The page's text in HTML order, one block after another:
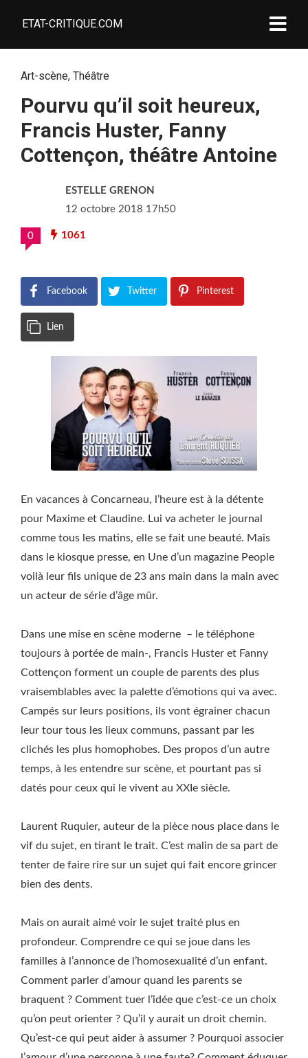
ETAT-CRITIQUE.COM
Art-scène, Théâtre
Pourvu qu’il soit heureux,
Francis Huster, Fanny
Cottençon, théâtre Antoine
ESTELLE GRENON
12 octobre 2018 17h50
0 1061
Facebook Twitter Pinterest
Lien
En vacances à Concarneau, l’heure est à la détente
pour Maxime et Claudine. Lui va acheter le journal
comme tous les matins, elle se fait une beauté. Mais
dans le kiosque presse, en Une d’un magazine People
voilà leur fils unique de 23 ans main dans la main avec
un acteur de série d’âge mûr.
Dans une mise en scène moderne – le téléphone
toujours à portée de main-, Francis Huster et Fanny
Cottençon forment un couple de parents des plus
vraisemblables avec la palette d’émotions qui va avec.
Campés sur leurs positions, ils vont égrainer chacun
leur tour tous les lieux communs, passant par les
clichés les plus homophobes. Des propos d’un autre
temps, à les entendre sur scène, et pourtant pas si
datés pour ceux qui le vivent au XXIe siècle.
Laurent Ruquier, auteur de la pièce nous place dans le
vif du sujet, en tirant le trait. C’est malin de sa part de
tenter de faire rire sur un sujet qui fait encore grincer
bien des dents.
Mais on aurait aimé voir le sujet traité plus en
profondeur. Comprendre ce qui se joue dans les
familles à l’annonce de l’homosexualité d’un enfant.
Comment parler d’amour quand les parents se
braquent ? Comment tuer l’idée que c’est-ce un choix
qu’on peut orienter ? Qu’il y aurait un droit chemin.
Qu’est-ce qui peut aider à assumer ? Pourquoi associer